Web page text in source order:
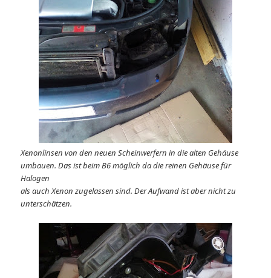
Xenonlinsen von den neuen Scheinwerfern in die alten Gehäuse
umbauen. Das ist beim B6 möglich da die reinen Gehäuse für
Halogen
als auch Xenon zugelassen sind. Der Aufwand ist aber nicht zu
unterschätzen.